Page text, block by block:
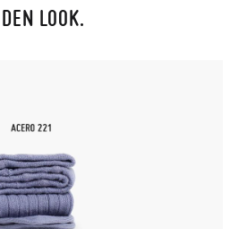
LOOK.